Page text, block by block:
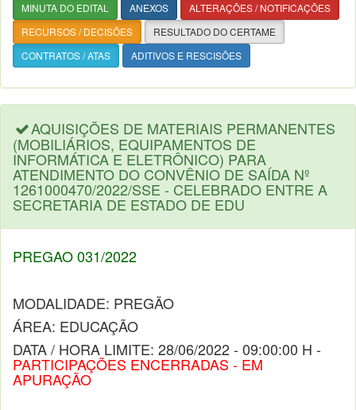
MINUTA DO EDITAL ANEXOS
ALTERAÇÕES / NOTIFICAÇÕES
RECURSOS / DECISÕES
RESULTADO DO CERTAME
CONTRATOS / ATAS
ADITIVOS E RESCISÕES
AQUISIÇÕES DE MATERIAIS PERMANENTES
(MOBILIÁRIOS, EQUIPAMENTOS DE
INFORMÁTICA E ELETRÔNICO) PARA
ATENDIMENTO DO CONVÊNIO DE SAÍDA Nº
1261000470/2022/SSE - CELEBRADO ENTRE A
SECRETARIA DE ESTADO DE EDU
PREGAO 031/2022
MODALIDADE: PREGÃO
ÁREA: EDUCAÇÃO
DATA / HORA LIMITE: 28/06/2022 - 09:00:00 H -
PARTICIPAÇÕES ENCERRADAS - EM
APURAÇÃO